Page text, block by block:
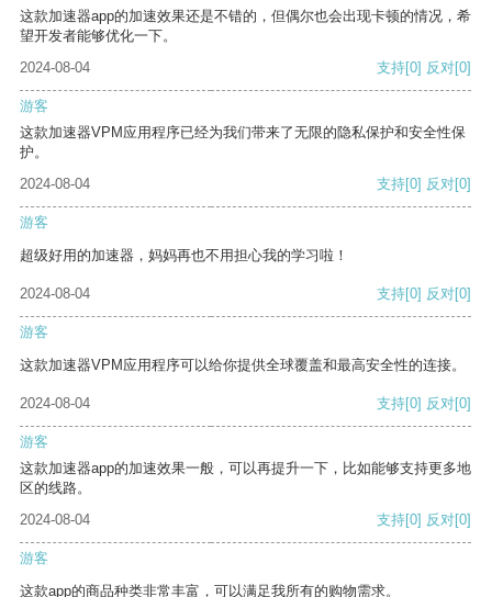
这款加速器app的加速效果还是不错的，但偶尔也会出现卡顿的情况，希
望开发者能够优化一下。
2024-08-04
支持[0] 反对[0]
游客
这款加速器VPM应用程序已经为我们带来了无限的隐私保护和安全性保
护。
2024-08-04
支持[0] 反对[0]
游客
超级好用的加速器，妈妈再也不用担心我的学习啦！
2024-08-04 支持[0] 反对[0]
游客
这款加速器VPM应用程序可以给你提供全球覆盖和最高安全性的连接。
2024-08-04 支持[0] 反对[0]
游客
这款加速器app的加速效果一般，可以再提升一下，比如能够支持更多地
区的线路。
2024-08-04
支持[0] 反对[0]
游客
这款app的商品种类非常丰富，可以满足我所有的购物需求。